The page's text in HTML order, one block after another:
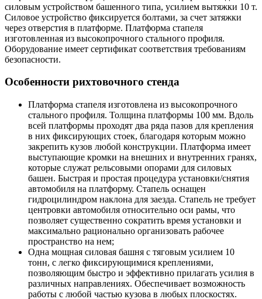
силовым устройством башенного типа, усилием вытяжки 10 т.
Силовое устройство фиксируется болтами, за счет затяжки
через отверстия в платформе. Платформа стапеля
изготовленная из высокопрочного стального профиля.
Оборудование имеет сертификат соответствия требованиям
безопасности.
Особенности рихтовочного стенда
Платформа стапеля изготовлена из высокопрочного
стального профиля. Толщина платформы 100 мм. Вдоль
всей платформы проходят два ряда пазов для крепления
в них фиксирующих стоек, благодаря которым можно
закрепить кузов любой конструкции. Платформа имеет
выступающие кромки на внешних и внутренних гранях,
которые служат рельсовыми опорами для силовых
башен. Быстрая и простая процедура установки/снятия
автомобиля на платформу. Стапель оснащен
гидроцилиндром наклона для заезда. Стапель не требует
центровки автомобиля относительно оси рамы, что
позволяет существенно сократить время установки и
максимально рационально организовать рабочее
пространство на нем;
Одна мощная силовая башня с тяговым усилием 10
тонн, с легко фиксирующимися креплениями,
позволяющим быстро и эффективно прилагать усилия в
различных направлениях. Обеспечивает возможность
работы с любой частью кузова в любых плоскостях.